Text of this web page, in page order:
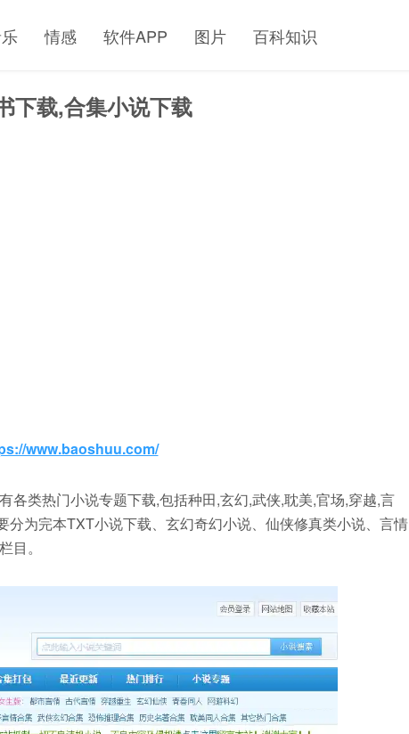
情感 软件APP 图片 百科知识
下载,合集小说下载
www.baoshuu.com/
类热门小说专题下载,包括种田,玄幻,武侠,耽美,官场,穿越,言
为完本TXT小说下载、玄幻奇幻小说、仙侠修真类小说、言情
目。